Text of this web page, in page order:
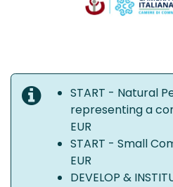
START - Natural
representing a
EUR
START - Small
EUR
DEVELOP &